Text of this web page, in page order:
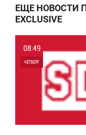
ЕЩЕ НОВОСТИ
EXCLUSIVE
08:49
ЧЕТВЕРГ